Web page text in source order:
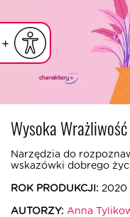
czcionkę
czcionka
Powiększ czcionkę
Wysoka Wrażliwość
Narzędzia do
wskazówki dobrego
ROK PRODUKCJI: 2020
AUTORZY: Anna